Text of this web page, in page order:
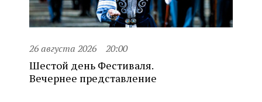
26 августа 2026 20:00
Шестой день Фестиваля.
Вечернее представление